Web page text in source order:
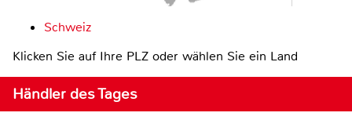
Schweiz
Klicken Sie auf Ihre PLZ oder wählen Sie ein Land
Händler des Tages